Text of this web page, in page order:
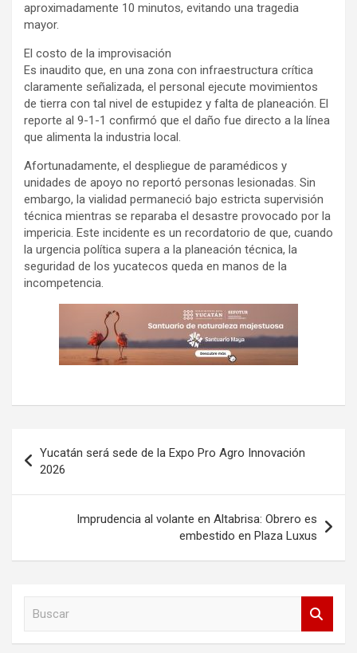
aproximadamente 10 minutos, evitando una tragedia
mayor.
El costo de la improvisación
Es inaudito que, en una zona con infraestructura crítica
claramente señalizada, el personal ejecute movimientos
de tierra con tal nivel de estupidez y falta de planeación. El
reporte al 9-1-1 confirmó que el daño fue directo a la línea
que alimenta la industria local.
Afortunadamente, el despliegue de paramédicos y
unidades de apoyo no reportó personas lesionadas. Sin
embargo, la vialidad permaneció bajo estricta supervisión
técnica mientras se reparaba el desastre provocado por la
impericia. Este incidente es un recordatorio de que, cuando
la urgencia política supera a la planeación técnica, la
seguridad de los yucatecos queda en manos de la
incompetencia.
de
entradas
Yucatán será sede de la Expo Pro Agro Innovación
2026
Imprudencia al volante en Altabrisa: Obrero es
embestido en Plaza Luxus